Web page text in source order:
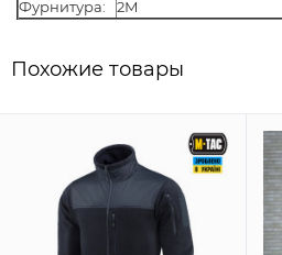
Фурнитура:
2М
Похожие товары